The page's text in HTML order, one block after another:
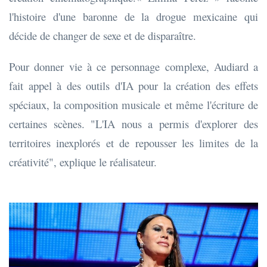
l'histoire d'une baronne de la drogue mexicaine qui
décide de changer de sexe et de disparaître.
Pour donner vie à ce personnage complexe, Audiard a
fait appel à des outils d'IA pour la création des effets
spéciaux, la composition musicale et même l'écriture de
certaines scènes. "L'IA nous a permis d'explorer des
territoires inexplorés et de repousser les limites de la
créativité", explique le réalisateur.